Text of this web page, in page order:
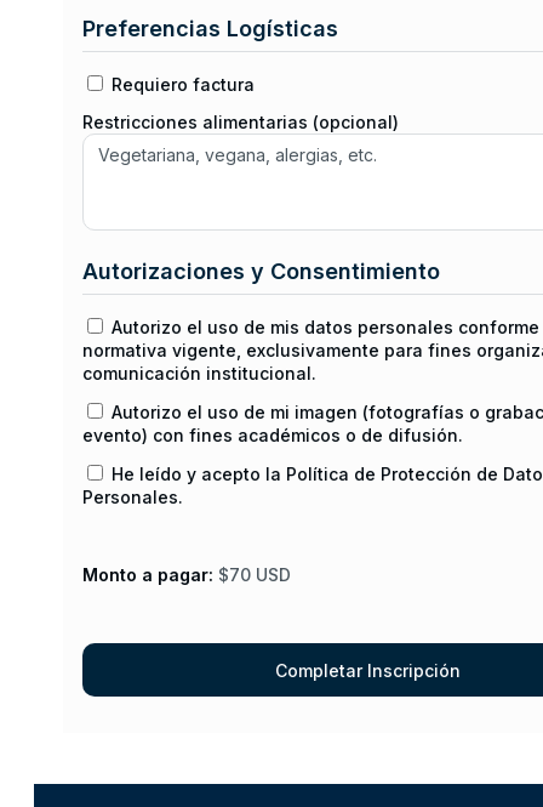
Preferencias Logísticas
Requiero factura
Restricciones alimentarias (opcional)
Autorizaciones y Consentimiento
Autorizo el uso de mis datos personales
normativa vigente, exclusivamente para fines
comunicación institucional.
Autorizo el uso de mi imagen (fotografías o
evento) con fines académicos o de difusión.
He leído y acepto la Política de Protección de
Personales.
Monto a pagar: $70 USD